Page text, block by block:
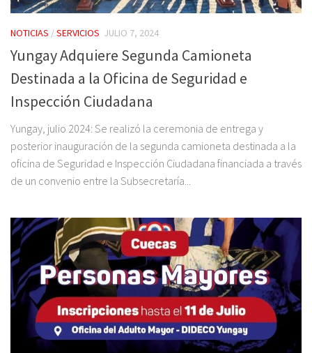
NOTICIAS /SERVICIOS JULIO 7, 2024
Yungay Adquiere Segunda Camioneta
Destinada a la Oficina de Seguridad e
Inspección Ciudadana
Yungay, julio 2024: Se realizó la ceremonia de entrega y
posterior inauguración de la segunda camioneta destinada a la
oficina de Seguridad e Inspección Ciudadana financiada a través
de un convenio entre la Subsecretaría...